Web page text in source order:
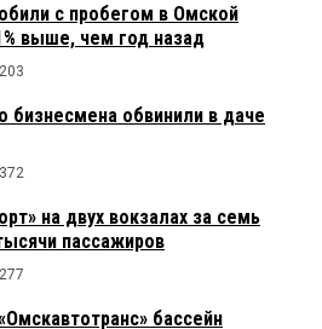
с пробегом в Омской
выше, чем год назад
203
бизнесмена обвинили в даче
372
на двух вокзалах за семь
пассажиров
277
бассейн